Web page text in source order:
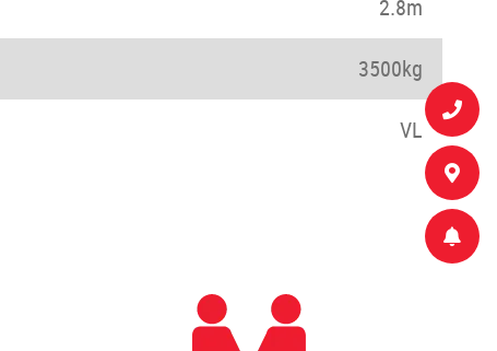
2.8m
3500kg
VL